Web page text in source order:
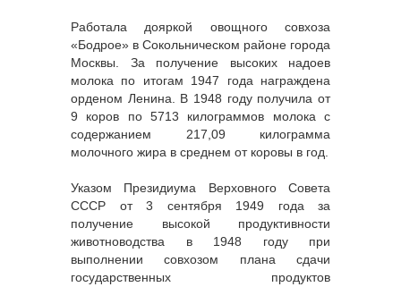
Работала дояркой овощного совхоза
«Бодрое» в Сокольническом районе города
Москвы. За получение высоких надоев
молока по итогам 1947 года награждена
орденом Ленина. В 1948 году получила от
9 коров по 5713 килограммов молока с
содержанием 217,09 килограмма
молочного жира в среднем от коровы в год.
Указом Президиума Верховного Совета
СССР от 3 сентября 1949 года за
получение высокой продуктивности
животноводства в 1948 году при
выполнении совхозом плана сдачи
государственных продуктов